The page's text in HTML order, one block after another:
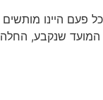
1948 חוויתי פעמיים את הצפייה
המועד שנקבע,